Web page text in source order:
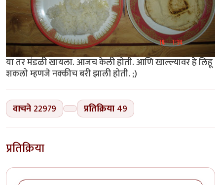
या तर मंडळी खायला. आजच केली होती. आणि खाल्ल्यावर हे लिहू
शकलो म्हणजे नक्कीच बरी झाली होती. ;)
वाचने 22979 प्रतिक्रिया 49
प्रतिक्रिया